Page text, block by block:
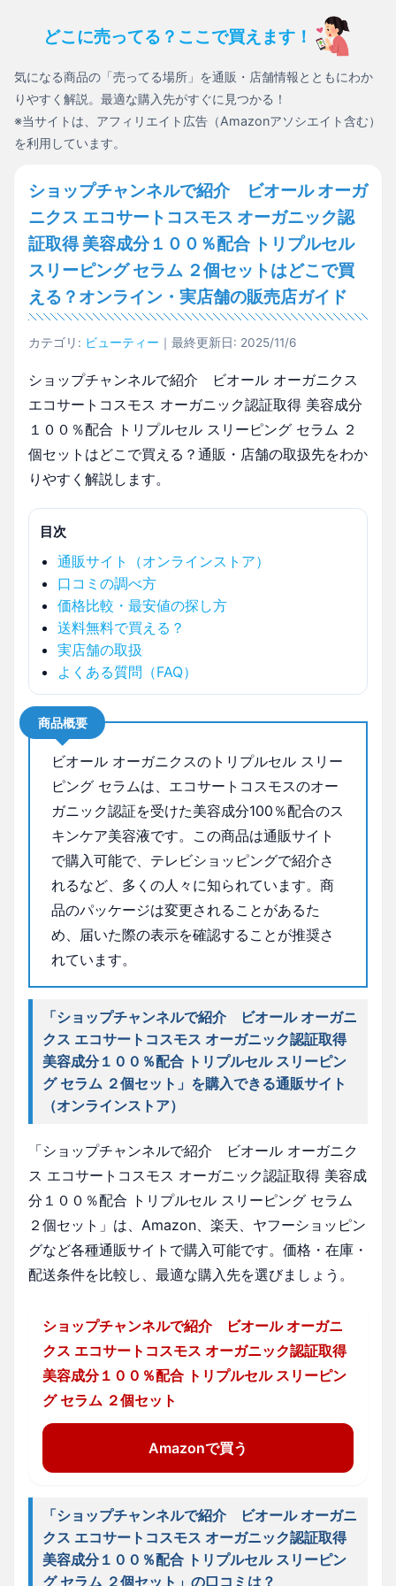
どこに売ってる？ここで買えます！
気になる商品の「売ってる場所」を通販・店舗情報とともにわか
りやすく解説。最適な購入先がすぐに見つかる！
※当サイトは、アフィリエイト広告（Amazonアソシエイト含む）
を利用しています。
ショップチャンネルで紹介 ビオール オーガ
ニクス エコサートコスモス オーガニック認
証取得 美容成分１００％配合 トリプルセル
スリーピング セラム ２個セットはどこで買
える？オンライン・実店舗の販売店ガイド
カテゴリ: ビューティー ｜最終更新日: 2025/11/6
ショップチャンネルで紹介 ビオール オーガニクス
エコサートコスモス オーガニック認証取得 美容成分
１００％配合 トリプルセル スリーピング セラム ２
個セットはどこで買える？通販・店舗の取扱先をわか
りやすく解説します。
目次
通販サイト（オンラインストア）
口コミの調べ方
価格比較・最安値の探し方
送料無料で買える？
実店舗の取扱
よくある質問（FAQ）
商品概要
ビオール オーガニクスのトリプルセル スリー
ピング セラムは、エコサートコスモスのオー
ガニック認証を受けた美容成分100％配合のス
キンケア美容液です。この商品は通販サイト
で購入可能で、テレビショッピングで紹介さ
れるなど、多くの人々に知られています。商
品のパッケージは変更されることがあるた
め、届いた際の表示を確認することが推奨さ
れています。
「ショップチャンネルで紹介 ビオール オーガニ
クス エコサートコスモス オーガニック認証取得
美容成分１００％配合 トリプルセル スリーピン
グ セラム ２個セット」を購入できる通販サイト
（オンラインストア）
「ショップチャンネルで紹介 ビオール オーガニク
ス エコサートコスモス オーガニック認証取得 美容成
分１００％配合 トリプルセル スリーピング セラム
２個セット」は、Amazon、楽天、ヤフーショッピン
グなど各種通販サイトで購入可能です。価格・在庫・
配送条件を比較し、最適な購入先を選びましょう。
ショップチャンネルで紹介 ビオール オーガニ
クス エコサートコスモス オーガニック認証取得
美容成分１００％配合 トリプルセル スリーピン
グ セラム ２個セット
Amazonで買う
「ショップチャンネルで紹介 ビオール オーガニ
クス エコサートコスモス オーガニック認証取得
美容成分１００％配合 トリプルセル スリーピン
グ セラム ２個セット」の口コミは？